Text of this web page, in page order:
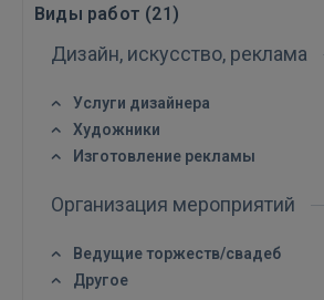
Виды работ (21)
Дизайн, искусство, реклама
Услуги дизайнера
Художники
Изготовление рекламы
Организация мероприятий
Ведущие торжеств/свадеб
Другое